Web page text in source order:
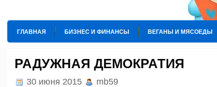
ГЛАВНАЯ БИЗНЕС И ФИНАНСЫ ВЕГАНЫ И МЯСОЕДЫ
РАДУЖНАЯ ДЕМОКРАТИЯ
30 июня 2015 mb59